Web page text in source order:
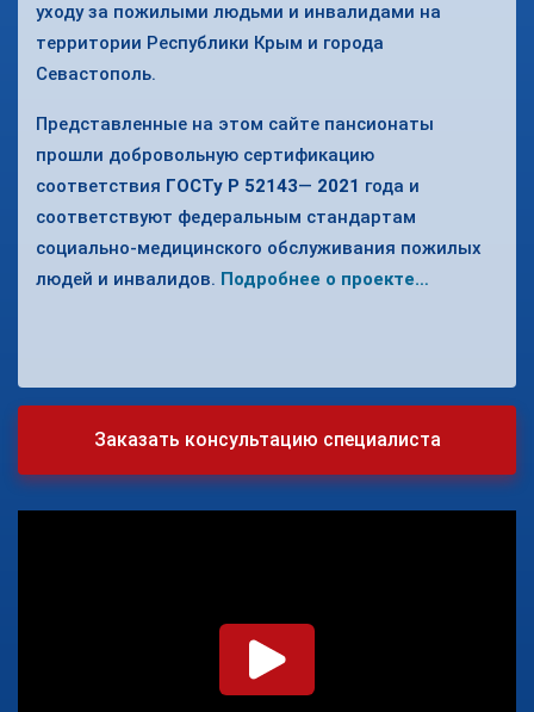
уходу за пожилыми людьми и инвалидами на
территории Республики Крым и города
Севастополь.
Представленные на этом сайте пансионаты
прошли добровольную сертификацию
соответствия ГОСТу Р 52143— 2021 года и
соответствуют федеральным стандартам
социально-медицинского обслуживания пожилых
людей и инвалидов. Подробнее о проекте…
Заказать консультацию специалиста